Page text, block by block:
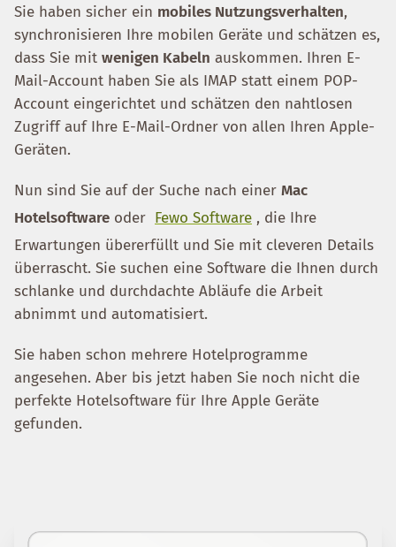
Sie haben sicher ein mobiles Nutzungsverhalten,
synchronisieren Ihre mobilen Geräte und schätzen es,
dass Sie mit wenigen Kabeln auskommen. Ihren E-
Mail-Account haben Sie als IMAP statt einem POP-
Account eingerichtet und schätzen den nahtlosen
Zugriff auf Ihre E-Mail-Ordner von allen Ihren Apple-
Geräten.
Nun sind Sie auf der Suche nach einer Mac
Hotelsoftware oder Fewo Software , die Ihre
Erwartungen übererfüllt und Sie mit cleveren Details
überrascht. Sie suchen eine Software die Ihnen durch
schlanke und durchdachte Abläufe die Arbeit
abnimmt und automatisiert.
Sie haben schon mehrere Hotelprogramme
angesehen. Aber bis jetzt haben Sie noch nicht die
perfekte Hotelsoftware für Ihre Apple Geräte
gefunden.